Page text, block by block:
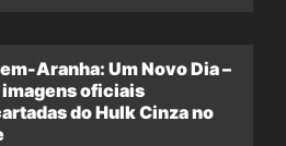
Aranha: Um Novo Dia –
oficiais
do Hulk Cinza no